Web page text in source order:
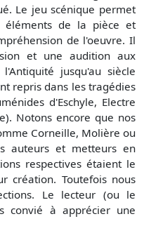
Le jeu scénique permet
éléments de la pièce et
de l'oeuvre. Il
et une audition aux
jusqu'au siècle
repris dans les tragédies
d'Eschyle, Electre
Notons encore que nos
Corneille, Molière ou
auteurs et metteurs en
respectives étaient le
création. Toutefois nous
Le lecteur (ou le
convié à apprécier une